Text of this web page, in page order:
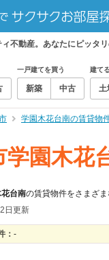
不動産。あなたにピッタ
一戸建てを買う
新築 中古
建てる
土
学園木花台南の賃貸物
学園木花
台南の賃貸物件をさまざ
日更新
： -